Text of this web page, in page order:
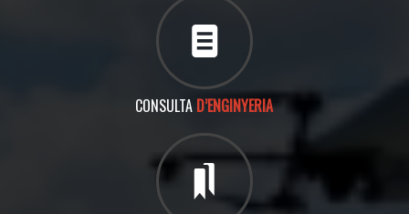
CONSULTA D’ENGINYERIA